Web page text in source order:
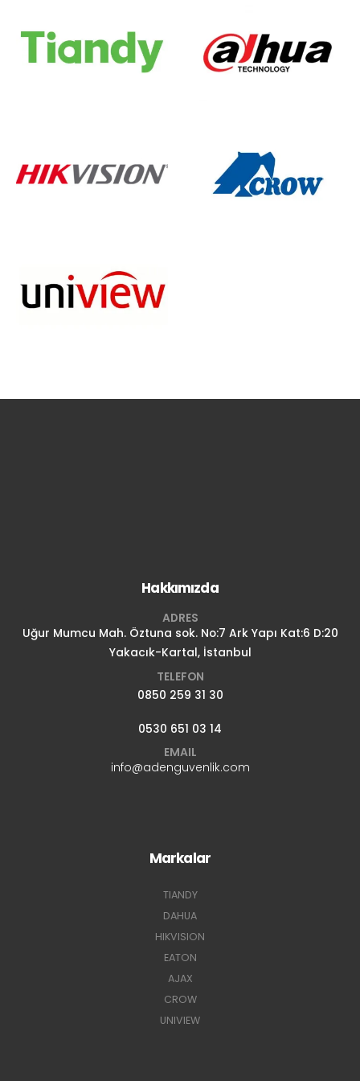
Hakkımızda
ADRES
Uğur Mumcu Mah. Öztuna sok. No:7 Ark Yapı Kat:6 D:20
Yakacık-Kartal, İstanbul
TELEFON
0850 259 31 30
0530 651 03 14
EMAIL
info@adenguvenlik.com
Markalar
TIANDY
DAHUA
HIKVISION
EATON
AJAX
CROW
UNIVIEW